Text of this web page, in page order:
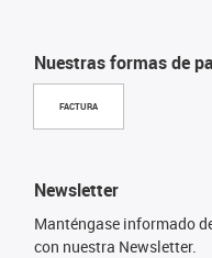
Nuestras formas de
FACTURA
Newsletter
Manténgase informado
con nuestra Newsletter.